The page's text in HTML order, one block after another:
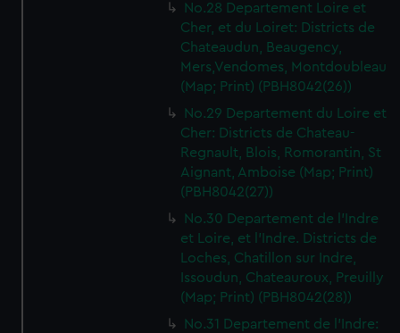
No.28 Departement Loire et
Cher, et du Loiret: Districts de
Chateaudun, Beaugency,
Mers,Vendomes, Montdoubleau
(Map; Print) (PBH8042(26))
No.29 Departement du Loire et
Cher: Districts de Chateau-
Regnault, Blois, Romorantin, St
Aignant, Amboise (Map; Print)
(PBH8042(27))
No.30 Departement de l'Indre
et Loire, et l'Indre. Districts de
Loches, Chatillon sur Indre,
Issoudun, Chateauroux, Preuilly
(Map; Print) (PBH8042(28))
No.31 Departement de l'Indre: